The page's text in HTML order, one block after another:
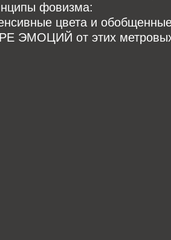
фовизма:
цвета и
ЭМОЦИЙ от этих метровых